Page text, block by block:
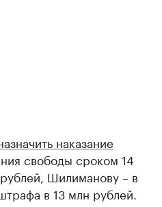
наказание
свободы сроком 14
Шилиманову – в
в 13 млн рублей.